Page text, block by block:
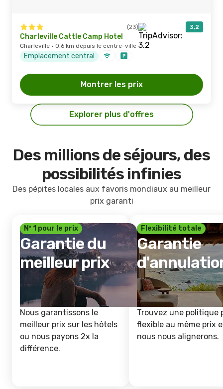
(23) 3,2
Charleville Cattle Camp Hotel
Charleville · 0,6 km depuis le centre-ville
Emplacement central
Montrer les prix
Explorer plus d'offres
Des millions de séjours, des
possibilités infinies
Des pépites locales aux favoris mondiaux au meilleur
prix garanti
Nº 1 pour le prix
Garantie du
meilleur prix
Nous garantissons le
meilleur prix sur les hôtels
ou nous payons 2x la
différence.
Flexibilité totale
Garantie
Trouvez une politique
flexible au même prix
nous nous alignerons.